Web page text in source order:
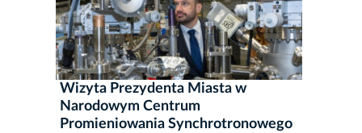
Wizyta Prezydenta Miasta w
Narodowym Centrum
Promieniowania Synchrotronowego